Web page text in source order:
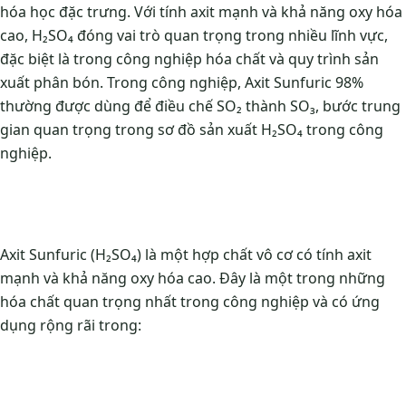
hóa học đặc trưng. Với tính axit mạnh và khả năng oxy hóa
cao, H₂SO₄ đóng vai trò quan trọng trong nhiều lĩnh vực,
đặc biệt là trong công nghiệp hóa chất và quy trình sản
xuất phân bón. Trong công nghiệp, Axit Sunfuric 98%
thường được dùng để điều chế SO₂ thành SO₃, bước trung
gian quan trọng trong sơ đồ sản xuất H₂SO₄ trong công
nghiệp.
Axit Sunfuric (H₂SO₄) là một hợp chất vô cơ có tính axit
mạnh và khả năng oxy hóa cao. Đây là một trong những
hóa chất quan trọng nhất trong công nghiệp và có ứng
dụng rộng rãi trong: